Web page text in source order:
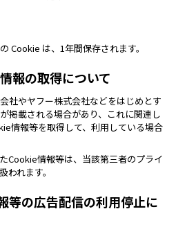
Cookie は、1年間保存されます。
報の取得について
社やヤフー株式会社などをはじめとす
掲載される場合があり、これに関連し
情報等を取得して、利用している場合
Cookie情報等は、当該第三者のプライ
われます。
等の広告配信の利用停止に